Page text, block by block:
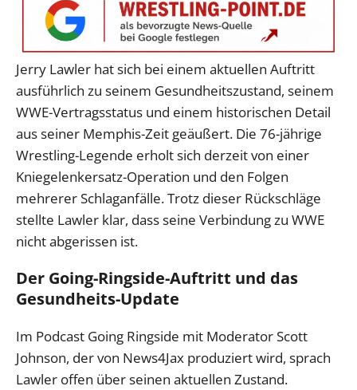
Jerry Lawler hat sich bei einem aktuellen Auftritt
ausführlich zu seinem Gesundheitszustand, seinem
WWE-Vertragsstatus und einem historischen Detail
aus seiner Memphis-Zeit geäußert. Die 76-jährige
Wrestling-Legende erholt sich derzeit von einer
Kniegelenkersatz-Operation und den Folgen
mehrerer Schlaganfälle. Trotz dieser Rückschläge
stellte Lawler klar, dass seine Verbindung zu WWE
nicht abgerissen ist.
Der Going-Ringside-Auftritt und das
Gesundheits-Update
Im Podcast Going Ringside mit Moderator Scott
Johnson, der von News4Jax produziert wird, sprach
Lawler offen über seinen aktuellen Zustand.